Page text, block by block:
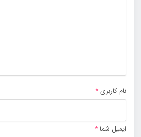
نام کاربری*
ایمیل شما*